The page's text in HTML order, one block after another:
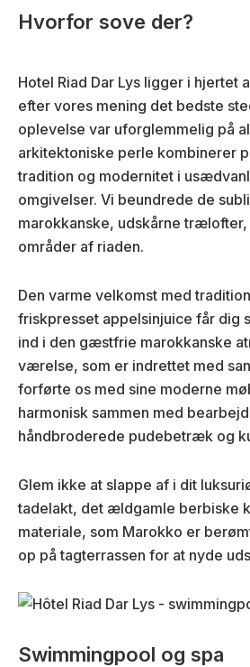
Hvorfor sove der?
Hotel Riad Dar Lys ligger i hjertet
efter vores mening det bedste
oplevelse var uforglemmelig på
arkitektoniske perle kombinerer
tradition og modernitet i
omgivelser. Vi beundrede de
marokkanske, udskårne
områder af riaden.
Den varme velkomst med
friskpresset appelsinjuice får dig
ind i den gæstfrie marokkanske
værelse, som er indrettet med
forførte os med sine moderne
harmonisk sammen med
håndbroderede pudebetræk og
Glem ikke at slappe af i dit
tadelakt, det ældgamle berbiske
materiale, som Marokko er
op på tagterrassen for at nyde
Swimmingpool og spa